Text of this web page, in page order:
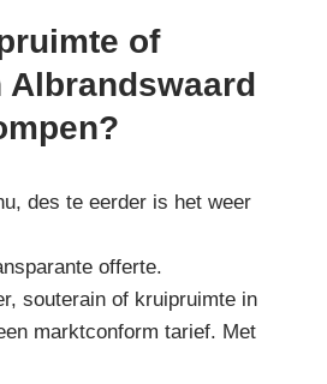
of
des te eerder is het weer
offerte.
souterain of kruipruimte in
marktconform tarief. Met